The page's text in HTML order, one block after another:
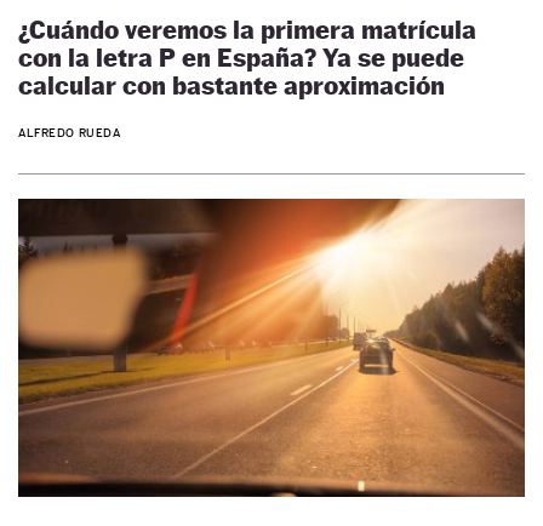
¿Cuándo veremos la primera matrícula
con la letra P en España? Ya se puede
calcular con bastante aproximación
ALFREDO RUEDA